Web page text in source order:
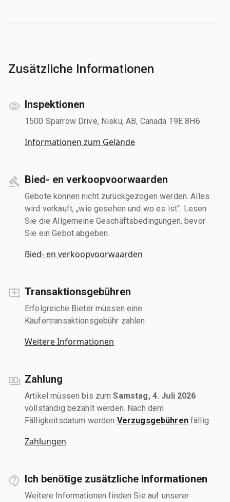
Zusätzliche Informationen
Inspektionen
1500 Sparrow Drive, Nisku, AB, Canada T9E 8H6
Informationen zum Gelände
Bied- en verkoopvoorwaarden
Gebote können nicht zurückgezogen werden. Alles
wird verkauft, „wie gesehen und wo es ist“. Lesen
Sie die Allgemeine Geschäftsbedingungen, bevor
Sie ein Gebot abgeben.
Bied- en verkoopvoorwaarden
Transaktionsgebühren
Erfolgreiche Bieter müssen eine
Käufertransaktionsgebühr zahlen.
Weitere Informationen
Zahlung
Artikel müssen bis zumSamstag, 4. Juli 2026
vollständig bezahlt werden. Nach dem
Fälligkeitsdatum werden Verzugsgebührenfällig.
Zahlungen
Ich benötige zusätzliche Informationen
Weitere Informationen finden Sie auf unserer